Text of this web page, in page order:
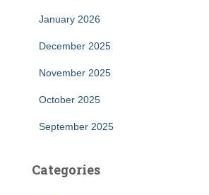
January 2026
December 2025
November 2025
October 2025
September 2025
Categories